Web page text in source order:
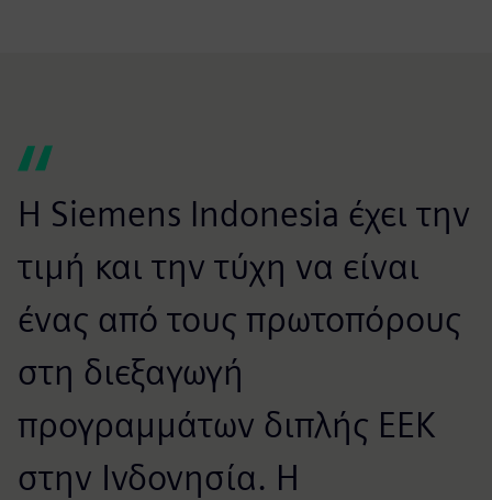
Η Siemens Indonesia έχει την
τιμή και την τύχη να είναι
ένας από τους πρωτοπόρους
στη διεξαγωγή
προγραμμάτων διπλής ΕΕΚ
στην Ινδονησία. Η